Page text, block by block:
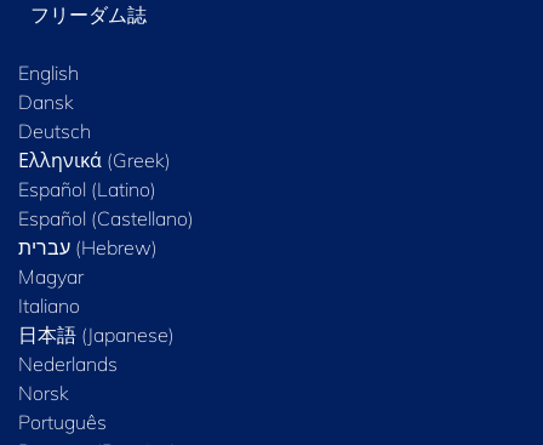
フリーダム誌
English
Dansk
Deutsch
Ελληνικά (Greek)
Español (Latino)
Español (Castellano)
Magyar
Italiano
日本語 (Japanese)
Nederlands
Norsk
Português